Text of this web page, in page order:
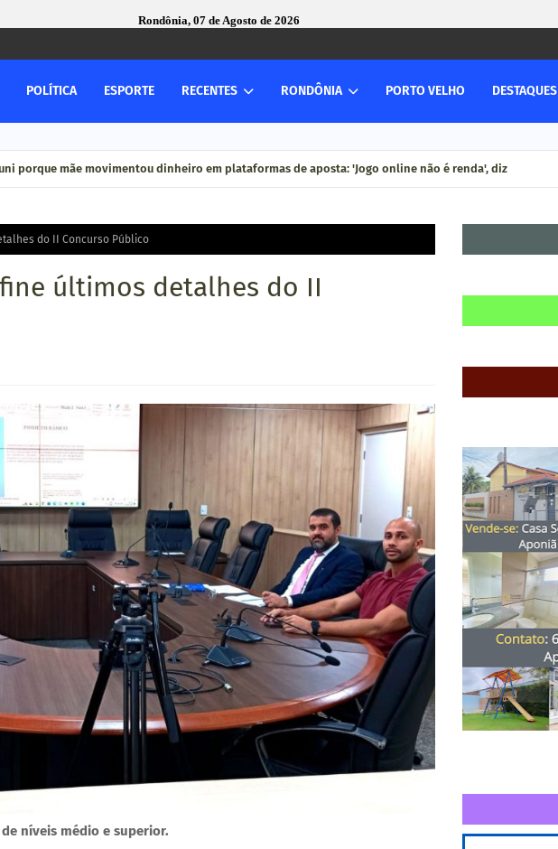
Rondônia, 07 de Agosto de 2026
POLÍTICA ESPORTE RECENTES RONDÔNIA PORTO VELHO DESTAQUES
porque mãe movimentou dinheiro em plataformas de aposta: 'Jogo online não é renda', diz
do II Concurso Público
últimos detalhes do II
níveis médio e superior.